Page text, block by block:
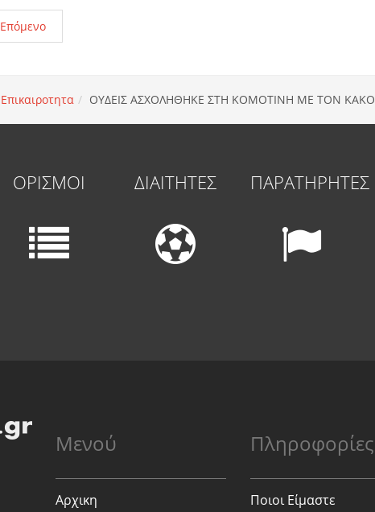
Επόμενο
Επικαιροτητα ΟΥΔΕΙΣ ΑΣΧΟΛΗΘΗΚΕ ΣΤΗ ΚΟΜΟΤΙΝΗ ΜΕ ΤΟΝ ΚΑΚΟ
ΟΡΙΣΜΟΙ ΔΙΑΙΤΗΤΕΣ ΠΑΡΑΤΗΡΗΤΕΣ
Μενού
Αρχικη
Πληροφορίες
Ποιοι Είμαστε